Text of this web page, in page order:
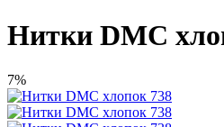
Нитки DMC
7%